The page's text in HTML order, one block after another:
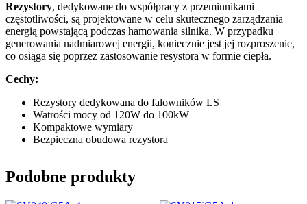
Rezystory, dedykowane do współpracy z przeminnikami
częstotliwości, są projektowane w celu skutecznego zarządzania
energią powstającą podczas hamowania silnika. W przypadku
generowania nadmiarowej energii, koniecznie jest jej rozproszenie,
co osiąga się poprzez zastosowanie resystora w formie ciepła.
Cechy:
Rezystory dedykowana do falowników LS
Watrości mocy od 120W do 100kW
Kompaktowe wymiary
Bezpieczna obudowa rezystora
Podobne produkty